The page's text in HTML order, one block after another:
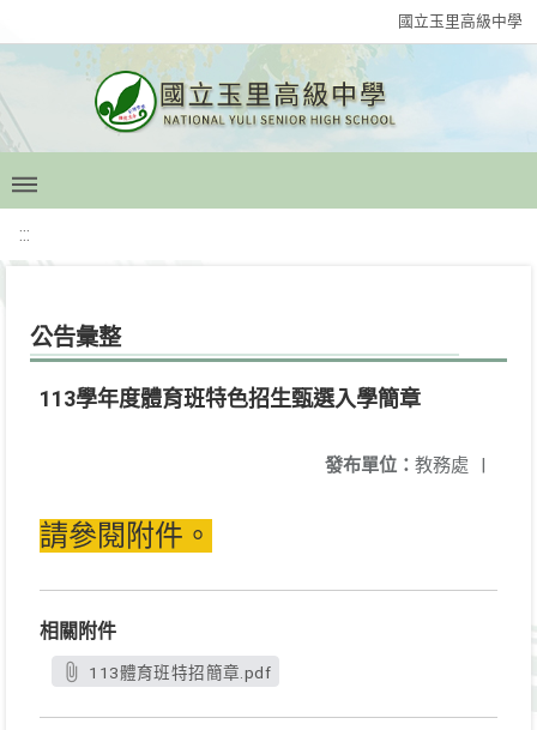
國立玉里高級中學
:::
公告彙整
113學年度體育班特色招生甄選入學簡章
發布單位： 教務處 |
請參閱附件。
相關附件
113體育班特招簡章.pdf